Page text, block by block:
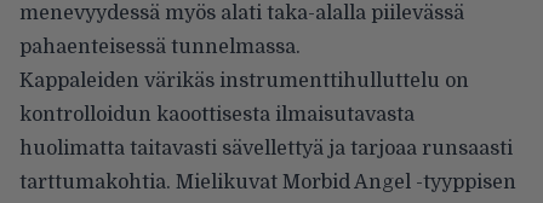
menevyydessä myös alati taka-alalla piilevässä
pahaenteisessä tunnelmassa.
Kappaleiden värikäs instrumenttihulluttelu on
kontrolloidun kaoottisesta ilmaisutavasta
huolimatta taitavasti sävellettyä ja tarjoaa runsaasti
tarttumakohtia. Mielikuvat Morbid Angel -tyyppisen